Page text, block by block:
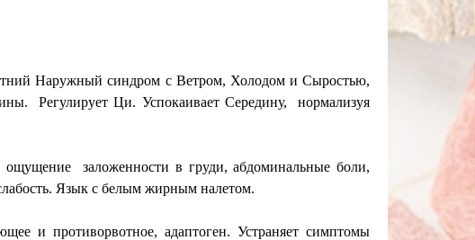
Наружный синдром с Ветром, Холодом и Сыростью,
Регулирует Ци. Успокаивает Середину, нормализуя
заложенности в груди, абдоминальные боли,
Язык с белым жирным налетом.
и противорвотное, адаптоген. Устраняет симптомы